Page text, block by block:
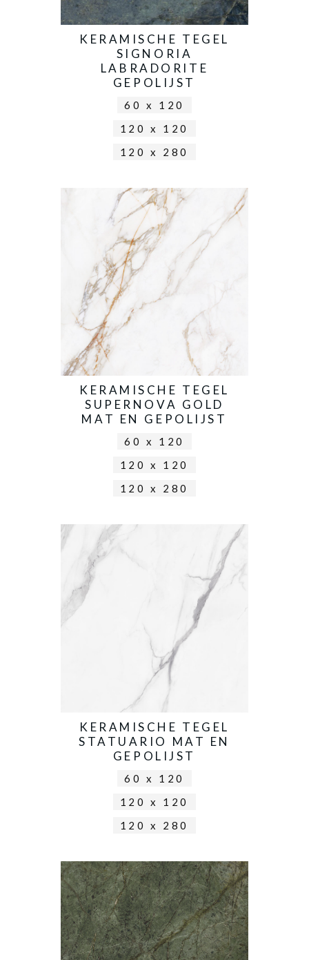
KERAMISCHE TEGEL
SIGNORIA
LABRADORITE
GEPOLIJST
60 x 120
120 x 120
120 x 280
KERAMISCHE TEGEL
SUPERNOVA GOLD
MAT EN GEPOLIJST
60 x 120
120 x 120
120 x 280
KERAMISCHE TEGEL
STATUARIO MAT EN
GEPOLIJST
60 x 120
120 x 120
120 x 280